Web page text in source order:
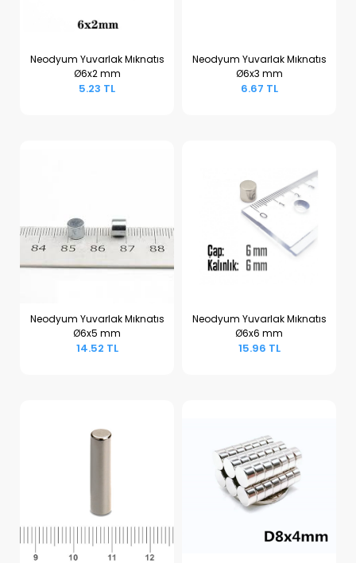
Sepete Ekle
Neodyum Yuvarlak Mıknatıs
Ø6x2 mm
5.23 TL
Sepete Ekle
Neodyum Yuvarlak Mıknatıs
Ø6x3 mm
6.67 TL
Sepete Ekle
Neodyum Yuvarlak Mıknatıs
Ø6x5 mm
14.52 TL
Sepete Ekle
Neodyum Yuvarlak Mıknatıs
Ø6x6 mm
15.96 TL